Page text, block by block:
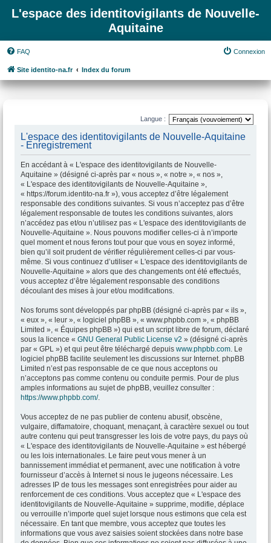
L'espace des identitovigilants de Nouvelle-
Aquitaine
FAQ Connexion
Site identito-na.fr Index du forum
Langue :
L'espace des identitovigilants de Nouvelle-Aquitaine
- Enregistrement
En accédant à « L'espace des identitovigilants de Nouvelle-
Aquitaine » (désigné ci-après par « nous », « notre », « nos »,
« L'espace des identitovigilants de Nouvelle-Aquitaine »,
« https://forum.identito-na.fr »), vous acceptez d’être légalement
responsable des conditions suivantes. Si vous n’acceptez pas d’être
légalement responsable de toutes les conditions suivantes, alors
n’accédez pas et/ou n’utilisez pas « L'espace des identitovigilants de
Nouvelle-Aquitaine ». Nous pouvons modifier celles-ci à n’importe
quel moment et nous ferons tout pour que vous en soyez informé,
bien qu’il soit prudent de vérifier régulièrement celles-ci par vous-
même. Si vous continuez d’utiliser « L'espace des identitovigilants de
Nouvelle-Aquitaine » alors que des changements ont été effectués,
vous acceptez d’être légalement responsable des conditions
découlant des mises à jour et/ou modifications.
Nos forums sont développés par phpBB (désigné ci-après par « ils »,
« eux », « leur », « logiciel phpBB », « www.phpbb.com », « phpBB
Limited », « Équipes phpBB ») qui est un script libre de forum, déclaré
sous la licence « GNU General Public License v2 » (désigné ci-après
par « GPL ») et qui peut être téléchargé depuis www.phpbb.com. Le
logiciel phpBB facilite seulement les discussions sur Internet. phpBB
Limited n’est pas responsable de ce que nous acceptons ou
n’acceptons pas comme contenu ou conduite permis. Pour de plus
amples informations au sujet de phpBB, veuillez consulter :
https://www.phpbb.com/.
Vous acceptez de ne pas publier de contenu abusif, obscène,
vulgaire, diffamatoire, choquant, menaçant, à caractère sexuel ou tout
autre contenu qui peut transgresser les lois de votre pays, du pays où
« L'espace des identitovigilants de Nouvelle-Aquitaine » est hébergé
ou les lois internationales. Le faire peut vous mener à un
bannissement immédiat et permanent, avec une notification à votre
fournisseur d’accès à Internet si nous le jugeons nécessaire. Les
adresses IP de tous les messages sont enregistrées pour aider au
renforcement de ces conditions. Vous acceptez que « L'espace des
identitovigilants de Nouvelle-Aquitaine » supprime, modifie, déplace
ou verrouille n’importe quel sujet lorsque nous estimons que cela est
nécessaire. En tant que membre, vous acceptez que toutes les
informations que vous avez saisies soient stockées dans notre base